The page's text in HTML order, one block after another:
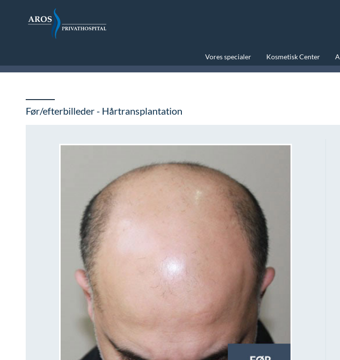
Vores specialer Kosmetisk Center
Før/efterbilleder - Hårtransplantation